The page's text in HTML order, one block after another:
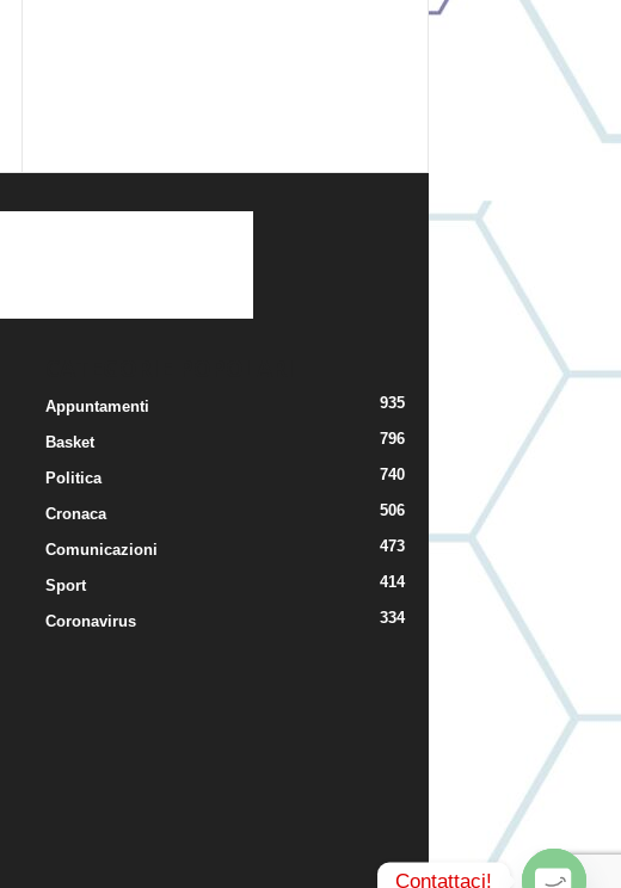
Appuntamenti 935
Basket 796
Politica 740
Cronaca 506
Comunicazioni 473
Sport 414
Coronavirus 334
Contattaci!